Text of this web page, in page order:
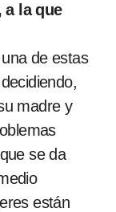
a la que
de estas
madre y
se da
están